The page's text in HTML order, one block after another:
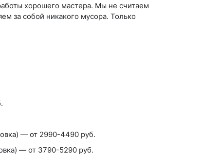
хорошего мастера. Мы не считаем
за собой никакого мусора. Только
— от 2990-4490 руб.
— от 3790-5290 руб.